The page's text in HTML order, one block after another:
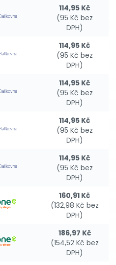
114,95 Kč
(95 Kč bez
DPH)
114,95 Kč
(95 Kč bez
DPH)
114,95 Kč
(95 Kč bez
DPH)
114,95 Kč
(95 Kč bez
DPH)
114,95 Kč
(95 Kč bez
DPH)
160,91 Kč
(132,98 Kč bez
DPH)
186,97 Kč
(154,52 Kč bez
DPH)